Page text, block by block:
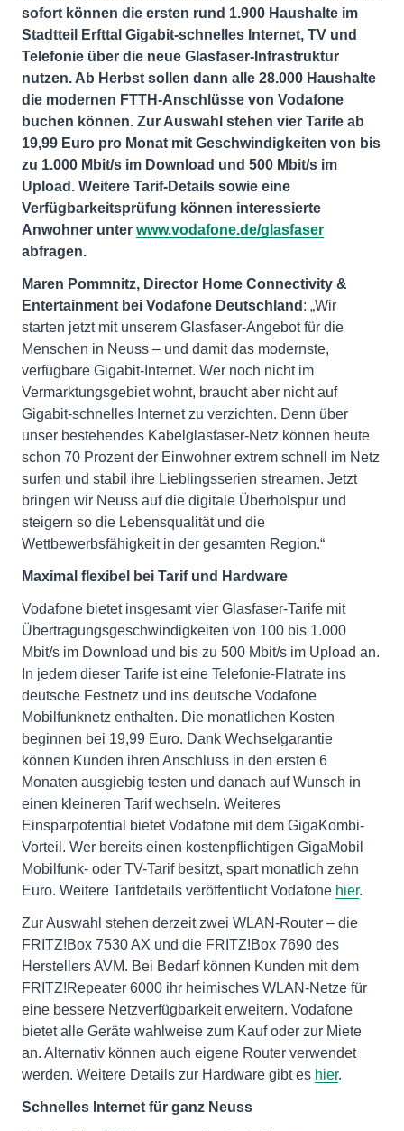
sofort können die ersten rund 1.900 Haushalte im
Stadtteil Erfttal Gigabit-schnelles Internet, TV und
Telefonie über die neue Glasfaser-Infrastruktur
nutzen. Ab Herbst sollen dann alle 28.000 Haushalte
die modernen FTTH-Anschlüsse von Vodafone
buchen können. Zur Auswahl stehen vier Tarife ab
19,99 Euro pro Monat mit Geschwindigkeiten von bis
zu 1.000 Mbit/s im Download und 500 Mbit/s im
Upload. Weitere Tarif-Details sowie eine
Verfügbarkeitsprüfung können interessierte
Anwohner unter www.vodafone.de/glasfaser
abfragen.
Maren Pommnitz, Director Home Connectivity &
Entertainment bei Vodafone Deutschland : „Wir
starten jetzt mit unserem Glasfaser-Angebot für die
Menschen in Neuss – und damit das modernste,
verfügbare Gigabit-Internet. Wer noch nicht im
Vermarktungsgebiet wohnt, braucht aber nicht auf
Gigabit-schnelles Internet zu verzichten. Denn über
unser bestehendes Kabelglasfaser-Netz können heute
schon 70 Prozent der Einwohner extrem schnell im Netz
surfen und stabil ihre Lieblingsserien streamen. Jetzt
bringen wir Neuss auf die digitale Überholspur und
steigern so die Lebensqualität und die
Wettbewerbsfähigkeit in der gesamten Region.“
Maximal flexibel bei Tarif und Hardware
Vodafone bietet insgesamt vier Glasfaser-Tarife mit
Übertragungsgeschwindigkeiten von 100 bis 1.000
Mbit/s im Download und bis zu 500 Mbit/s im Upload an.
In jedem dieser Tarife ist eine Telefonie-Flatrate ins
deutsche Festnetz und ins deutsche Vodafone
Mobilfunknetz enthalten. Die monatlichen Kosten
beginnen bei 19,99 Euro. Dank Wechselgarantie
können Kunden ihren Anschluss in den ersten 6
Monaten ausgiebig testen und danach auf Wunsch in
einen kleineren Tarif wechseln. Weiteres
Einsparpotential bietet Vodafone mit dem GigaKombi-
Vorteil. Wer bereits einen kostenpflichtigen GigaMobil
Mobilfunk- oder TV-Tarif besitzt, spart monatlich zehn
Euro. Weitere Tarifdetails veröffentlicht Vodafone hier.
Zur Auswahl stehen derzeit zwei WLAN-Router – die
FRITZ!Box 7530 AX und die FRITZ!Box 7690 des
Herstellers AVM. Bei Bedarf können Kunden mit dem
FRITZ!Repeater 6000 ihr heimisches WLAN-Netze für
eine bessere Netzverfügbarkeit erweitern. Vodafone
bietet alle Geräte wahlweise zum Kauf oder zur Miete
an. Alternativ können auch eigene Router verwendet
werden. Weitere Details zur Hardware gibt es hier.
Schnelles Internet für ganz Neuss